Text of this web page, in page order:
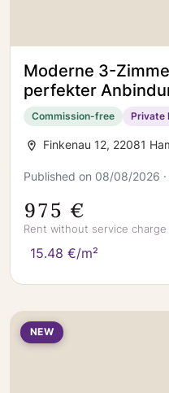
Moderne 3-
perfekter
Commission-free Private
Finkenau 12, 22081
Published on 08/08/2026
975 €
Rent without service charge
15.48 €/m²
NEW